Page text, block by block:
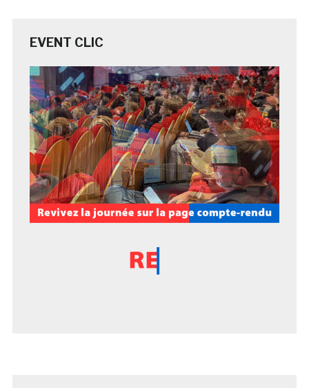
EVENT CLIC